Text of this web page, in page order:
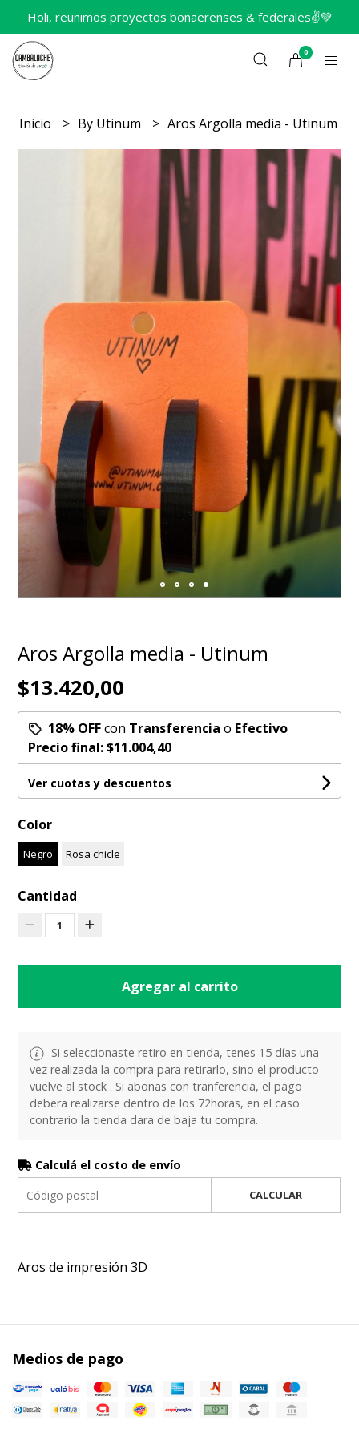
Holi, reunimos proyectos bonaerenses & federales✌️💚
0
Inicio By Utinum Aros Argolla media - Utinum
Aros Argolla media - Utinum
$13.420,00
18% OFFcon Transferencia o Efectivo
Precio final:$11.004,40
Ver cuotas y descuentos
Color
Negro Rosa chicle
Cantidad
1
Agregar al carrito
Si seleccionaste retiro en tienda, tenes 15 días una
vez realizada la compra para retirarlo, sino el producto
vuelve al stock . Si abonas con tranferencia, el pago
debera realizarse dentro de los 72horas, en el caso
contrario la tienda dara de baja tu compra.
Calculá el costo de envío
CALCULAR
Aros de impresión 3D
Medios de pago